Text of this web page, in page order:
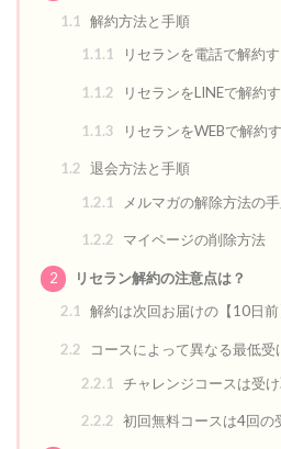
1.1
解約方法と手順
1.1.1
リセランを電話で解約
1.1.2 リセランをLINEで解約
1.1.3 リセランをWEBで解約
1.2 退会方法と手順
1.2.1
メルマガの解除方法の
1.2.2 マイページの削除方法
2
リセラン解約の注意点は？
2.1 解約は次回お届けの【10日前
2.2
コースによって異なる最低受
2.2.1
チャレンジコースは受
2.2.2 初回無料コースは4回の